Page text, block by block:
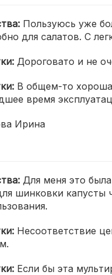
Пользуюсь уже
для салатов. С
Дороговато и не
В общем-то
время
Ирина
Для меня это
шинковки капусты
Несоответствие
Если бы эта